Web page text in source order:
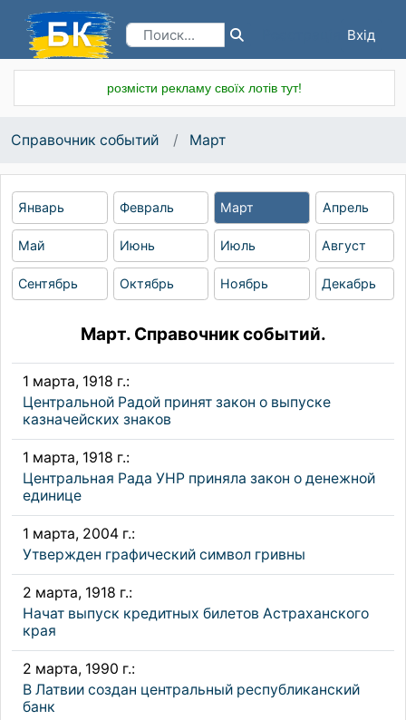
Вхід
розмісти рекламу своїх лотів тут!
Справочник событий Март
Январь Февраль Март Апрель
Май Июнь Июль Август
Сентябрь Октябрь Ноябрь Декабрь
Март. Справочник событий.
1 марта, 1918 г.:
Центральной Радой принят закон о выпуске
казначейских знаков
1 марта, 1918 г.:
Центральная Рада УНР приняла закон о денежной
единице
1 марта, 2004 г.:
Утвержден графический символ гривны
2 марта, 1918 г.:
Начат выпуск кредитных билетов Астраханского
края
2 марта, 1990 г.:
В Латвии создан центральный республиканский
банк